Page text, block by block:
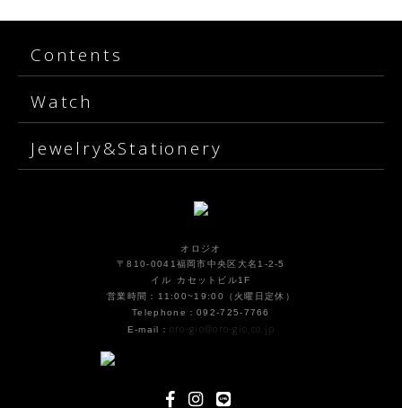
Contents
Watch
Jewelry&Stationery
オロジオ
〒810-0041福岡市中央区大名1-2-5
イル カセットビル1F
営業時間：11:00~19:00（火曜日定休）
Telephone：092-725-7766
E-mail： oro-gio@oro-gio.co.jp